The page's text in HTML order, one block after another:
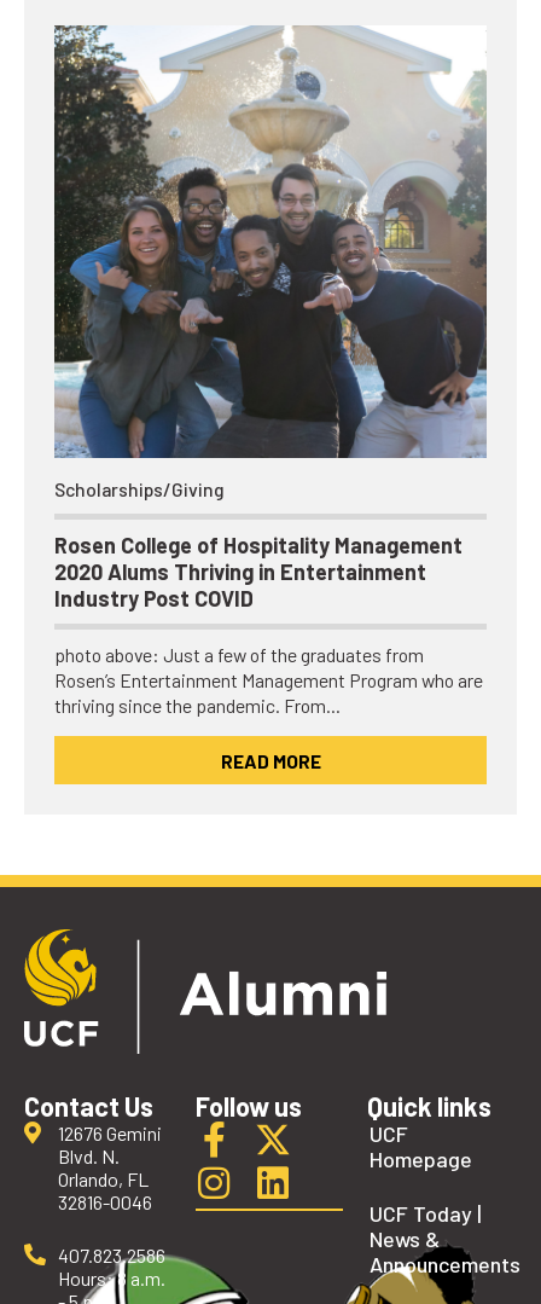
Scholarships/Giving
Rosen College of Hospitality Management
2020 Alums Thriving in Entertainment
Industry Post COVID
photo above: Just a few of the graduates from
Rosen’s Entertainment Management Program who are
thriving since the pandemic. From…
READ MORE
Contact Us
12676 Gemini
Blvd. N.
Orlando, FL
32816-0046
407.823.2586
Hours: 8 a.m.
Follow us Quick links
UCF
Homepage
UCF Today |
News &
Announcements